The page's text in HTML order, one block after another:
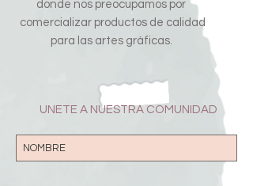
donde nos preocupamos por
comercializar productos de calidad
para las artes gráficas.
UNETE A NUESTRA COMUNIDAD